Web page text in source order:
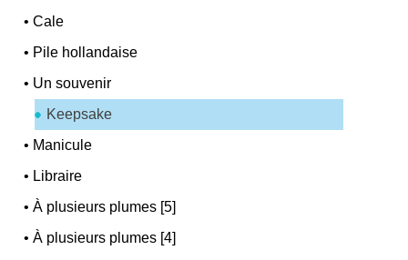
•Cale
• Pile hollandaise
• Un souvenir
Keepsake
• Manicule
• Libraire
•À plusieurs plumes [5]
•À plusieurs plumes [4]